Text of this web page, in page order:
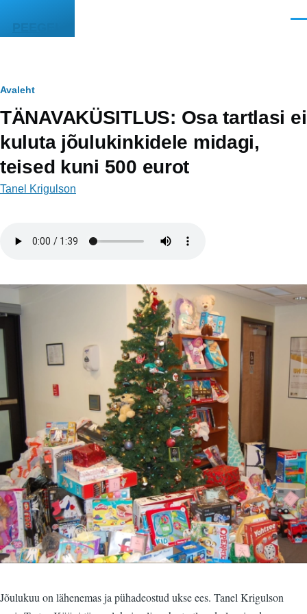
PEEGEL
Leivapuru
Avaleht
TÄNAVAKÜSITLUS: Osa tartlasi ei
kuluta jõulukinkidele midagi,
teised kuni 500 eurot
Tanel Krigulson
Jõulukuu on lähenemas ja pühadeostud ukse ees. Tanel Krigulson